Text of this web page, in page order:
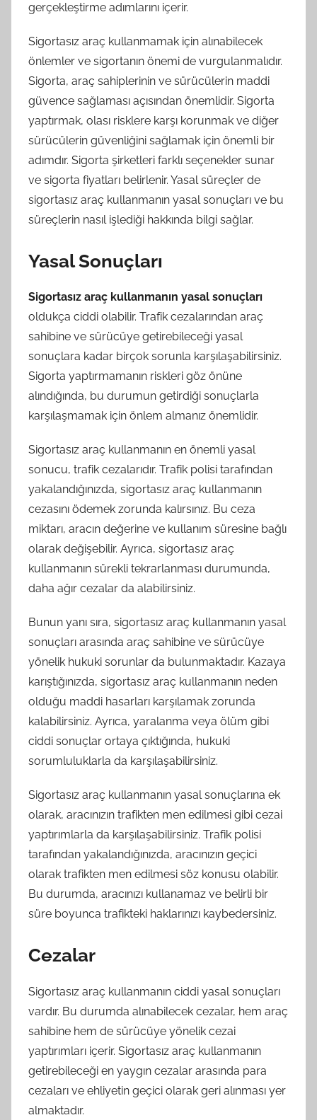
gerçekleştirme adımlarını içerir.
Sigortasız araç kullanmamak için alınabilecek
önlemler ve sigortanın önemi de vurgulanmalıdır.
Sigorta, araç sahiplerinin ve sürücülerin maddi
güvence sağlaması açısından önemlidir. Sigorta
yaptırmak, olası risklere karşı korunmak ve diğer
sürücülerin güvenliğini sağlamak için önemli bir
adımdır. Sigorta şirketleri farklı seçenekler sunar
ve sigorta fiyatları belirlenir. Yasal süreçler de
sigortasız araç kullanmanın yasal sonuçları ve bu
süreçlerin nasıl işlediği hakkında bilgi sağlar.
Yasal Sonuçları
Sigortasız araç kullanmanın yasal sonuçları
oldukça ciddi olabilir. Trafik cezalarından araç
sahibine ve sürücüye getirebileceği yasal
sonuçlara kadar birçok sorunla karşılaşabilirsiniz.
Sigorta yaptırmamanın riskleri göz önüne
alındığında, bu durumun getirdiği sonuçlarla
karşılaşmamak için önlem almanız önemlidir.
Sigortasız araç kullanmanın en önemli yasal
sonucu, trafik cezalarıdır. Trafik polisi tarafından
yakalandığınızda, sigortasız araç kullanmanın
cezasını ödemek zorunda kalırsınız. Bu ceza
miktarı, aracın değerine ve kullanım süresine bağlı
olarak değişebilir. Ayrıca, sigortasız araç
kullanmanın sürekli tekrarlanması durumunda,
daha ağır cezalar da alabilirsiniz.
Bunun yanı sıra, sigortasız araç kullanmanın yasal
sonuçları arasında araç sahibine ve sürücüye
yönelik hukuki sorunlar da bulunmaktadır. Kazaya
karıştığınızda, sigortasız araç kullanmanın neden
olduğu maddi hasarları karşılamak zorunda
kalabilirsiniz. Ayrıca, yaralanma veya ölüm gibi
ciddi sonuçlar ortaya çıktığında, hukuki
sorumluluklarla da karşılaşabilirsiniz.
Sigortasız araç kullanmanın yasal sonuçlarına ek
olarak, aracınızın trafikten men edilmesi gibi cezai
yaptırımlarla da karşılaşabilirsiniz. Trafik polisi
tarafından yakalandığınızda, aracınızın geçici
olarak trafikten men edilmesi söz konusu olabilir.
Bu durumda, aracınızı kullanamaz ve belirli bir
süre boyunca trafikteki haklarınızı kaybedersiniz.
Cezalar
Sigortasız araç kullanmanın ciddi yasal sonuçları
vardır. Bu durumda alınabilecek cezalar, hem araç
sahibine hem de sürücüye yönelik cezai
yaptırımları içerir. Sigortasız araç kullanmanın
getirebileceği en yaygın cezalar arasında para
cezaları ve ehliyetin geçici olarak geri alınması yer
almaktadır.